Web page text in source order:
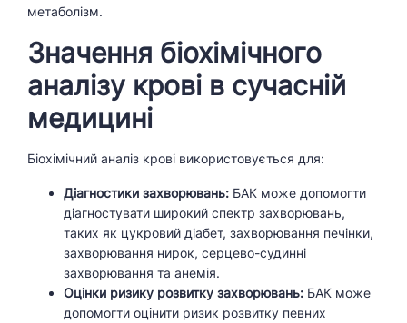
метаболізм.
Значення біохімічного
аналізу крові в сучасній
медицині
Біохімічний аналіз крові використовується для:
Діагностики захворювань: БАК може допомогти
діагностувати широкий спектр захворювань,
таких як цукровий діабет, захворювання печінки,
захворювання нирок, серцево-судинні
захворювання та анемія.
Оцінки ризику розвитку захворювань: БАК може
допомогти оцінити ризик розвитку певних